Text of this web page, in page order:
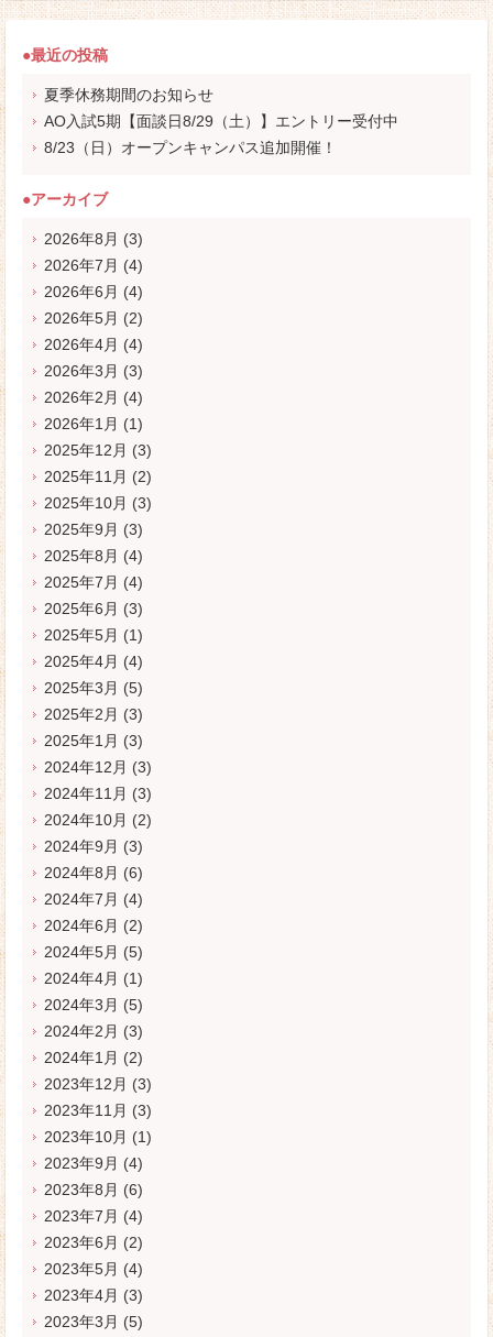
●最近の投稿
夏季休務期間のお知らせ
AO入試5期【面談日8/29（土）】エントリー受付中
8/23（日）オープンキャンパス追加開催！
●アーカイブ
2026年8月 (3)
2026年7月 (4)
2026年6月 (4)
2026年5月 (2)
2026年4月 (4)
2026年3月 (3)
2026年2月 (4)
2026年1月 (1)
2025年12月 (3)
2025年11月 (2)
2025年10月 (3)
2025年9月 (3)
2025年8月 (4)
2025年7月 (4)
2025年6月 (3)
2025年5月 (1)
2025年4月 (4)
2025年3月 (5)
2025年2月 (3)
2025年1月 (3)
2024年12月 (3)
2024年11月 (3)
2024年10月 (2)
2024年9月 (3)
2024年8月 (6)
2024年7月 (4)
2024年6月 (2)
2024年5月 (5)
2024年4月 (1)
2024年3月 (5)
2024年2月 (3)
2024年1月 (2)
2023年12月 (3)
2023年11月 (3)
2023年10月 (1)
2023年9月 (4)
2023年8月 (6)
2023年7月 (4)
2023年6月 (2)
2023年5月 (4)
2023年4月 (3)
2023年3月 (5)